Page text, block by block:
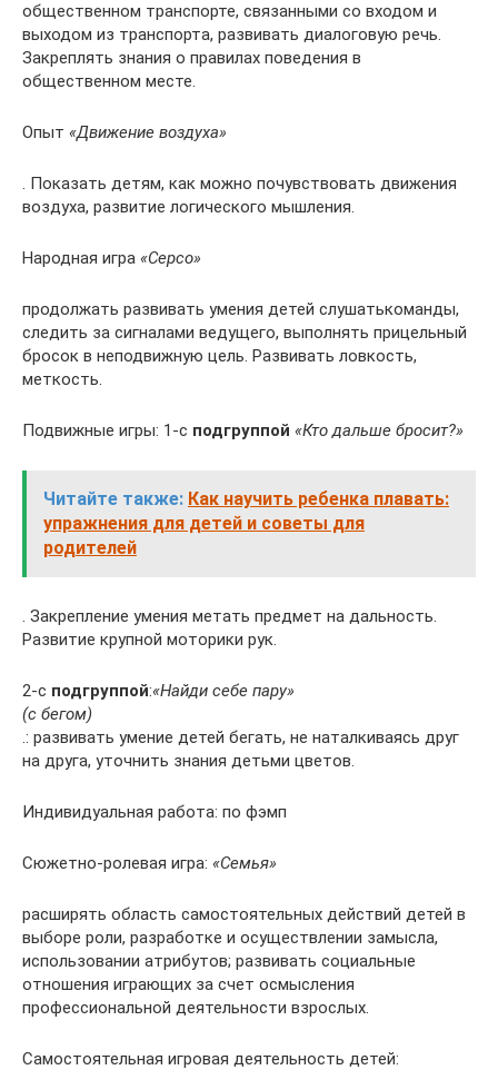
общественном транспорте, связанными со входом и
выходом из транспорта, развивать диалоговую речь.
Закреплять знания о правилах поведения в
общественном месте.
Опыт «Движение воздуха»
. Показать детям, как можно почувствовать движения
воздуха, развитие логического мышления.
Народная игра «Серсо»
продолжать развивать умения детей слушатькоманды,
следить за сигналами ведущего, выполнять прицельный
бросок в неподвижную цель. Развивать ловкость,
меткость.
Подвижные игры: 1-с подгруппой «Кто дальше бросит?»
Читайте также: Как научить ребенка плавать:
упражнения для детей и советы для
родителей
. Закрепление умения метать предмет на дальность.
Развитие крупной моторики рук.
2-с подгруппой:«Найди себе пару»
(с бегом)
.: развивать умение детей бегать, не наталкиваясь друг
на друга, уточнить знания детьми цветов.
Индивидуальная работа: по фэмп
Сюжетно-ролевая игра: «Семья»
расширять область самостоятельных действий детей в
выборе роли, разработке и осуществлении замысла,
использовании атрибутов; развивать социальные
отношения играющих за счет осмысления
профессиональной деятельности взрослых.
Самостоятельная игровая деятельность детей: